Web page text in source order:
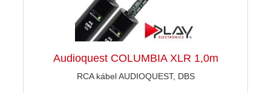
Audioquest COLUMBIA XLR 1,0m
RCA kábel AUDIOQUEST, DBS